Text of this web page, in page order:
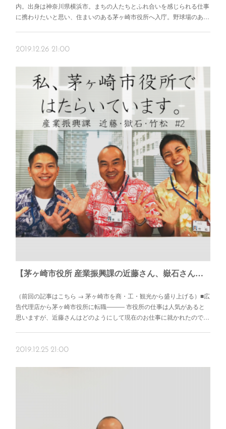
内。出身は神奈川県横浜市。まちの人たちとふれ合いを感じられる仕事
に携わりたいと思い、住まいのある茅ヶ崎市役所へ入庁。野球場のあ…
2019.12.26 21:00
【茅ヶ崎市役所 産業振興課の近藤さん、嶽石さん、竹松さん】「産業振興課に相談したら、やりたいことができる」を目指して
（前回の記事はこちら → 茅ヶ崎市を商・工・観光から盛り上げる）■広
告代理店から茅ヶ崎市役所に転職――― 市役所の仕事は人気があると
思いますが、近藤さんはどのようにして現在のお仕事に就かれたので…
2019.12.25 21:00